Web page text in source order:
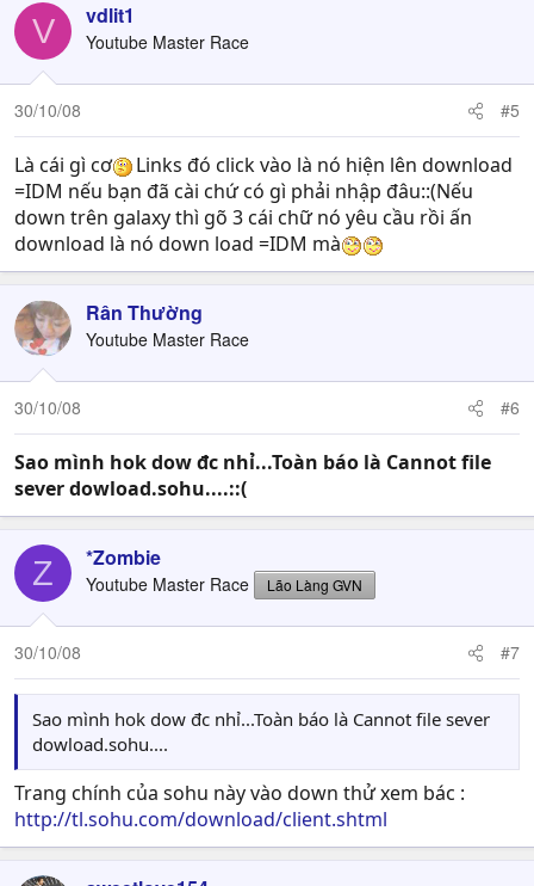
V vdlit1
Youtube Master Race
30/10/08 #5
Là cái gì cơ
Links đó click vào là nó hiện lên download
=IDM nếu bạn đã cài chứ có gì phải nhập đâu::(Nếu
down trên galaxy thì gõ 3 cái chữ nó yêu cầu rồi ấn
download là nó down load =IDM mà
Rân Thường
Youtube Master Race
30/10/08 #6
Sao mình hok dow đc nhỉ...Toàn báo là Cannot file
sever dowload.sohu....::(
Z *Zombie
Youtube Master Race Lão Làng GVN
30/10/08 #7
Sao mình hok dow đc nhỉ...Toàn báo là Cannot file sever
dowload.sohu....
Trang chính của sohu này vào down thử xem bác :
http://tl.sohu.com/download/client.shtml